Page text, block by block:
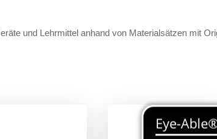
und Lehrmittel anhand von Materialsätzen mit